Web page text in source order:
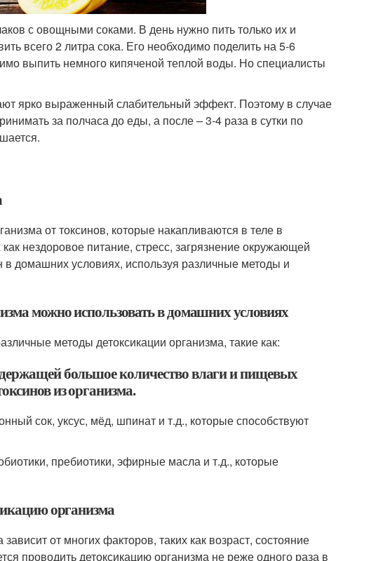
с овощными соками. В день нужно пить только их и
всего 2 литра сока. Его необходимо поделить на 5-6
выпить немного кипяченой теплой воды. Но специалисты
ярко выраженный слабительный эффект. Поэтому в случае
за полчаса до еды, а после – 3-4 раза в сутки по
от токсинов, которые накапливаются в теле в
нездоровое питание, стресс, загрязнение окружающей
домашних условиях, используя различные методы и
можно использовать в домашних условиях
методы детоксикации организма, такие как:
большое количество влаги и пищевых
из организма.
сок, уксус, мёд, шпинат и т.д., которые способствуют
пребиотики, эфирные масла и т.д., которые
организма
от многих факторов, таких как возраст, состояние
проводить детоксикацию организма не реже одного раза в